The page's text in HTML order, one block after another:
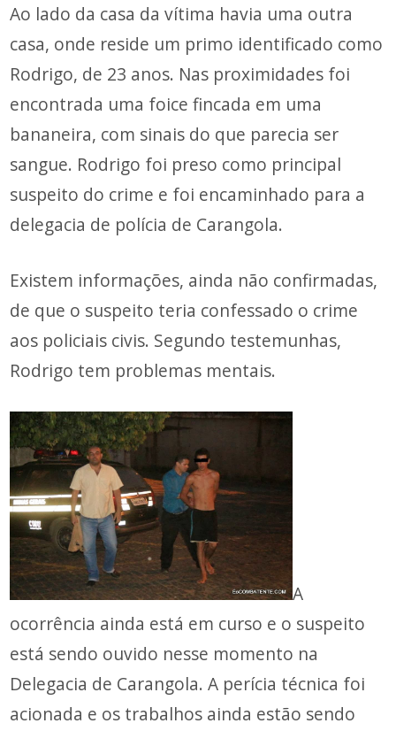
Ao lado da casa da vítima havia uma outra
casa, onde reside um primo identificado como
Rodrigo, de 23 anos. Nas proximidades foi
encontrada uma foice fincada em uma
bananeira, com sinais do que parecia ser
sangue. Rodrigo foi preso como principal
suspeito do crime e foi encaminhado para a
delegacia de polícia de Carangola.
Existem informações, ainda não confirmadas,
de que o suspeito teria confessado o crime
aos policiais civis. Segundo testemunhas,
Rodrigo tem problemas mentais.
A
ocorrência ainda está em curso e o suspeito
está sendo ouvido nesse momento na
Delegacia de Carangola. A perícia técnica foi
acionada e os trabalhos ainda estão sendo